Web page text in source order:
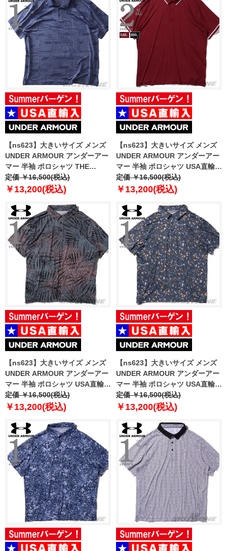
【ns623】大きいサイズ メンズ
UNDER ARMOUR アンダーアー
マー 半袖 ポロシャツ THE
PLAYOFF POLO USA直輸入
um0970
定価 ￥16,500(税込)
￥13,200(税込)
【ns623】大きいサイズ メンズ
UNDER ARMOUR アンダーアー
マー 半袖 ポロシャツ USA直輸入
um0595
定価 ￥16,500(税込)
￥13,200(税込)
【ns623】大きいサイズ メンズ
UNDER ARMOUR アンダーアー
マー 半袖 ポロシャツ USA直輸入
um0954
定価 ￥16,500(税込)
￥13,200(税込)
【ns623】大きいサイズ メンズ
UNDER ARMOUR アンダーアー
マー 半袖 ポロシャツ USA直輸入
um0956
定価 ￥16,500(税込)
￥13,200(税込)